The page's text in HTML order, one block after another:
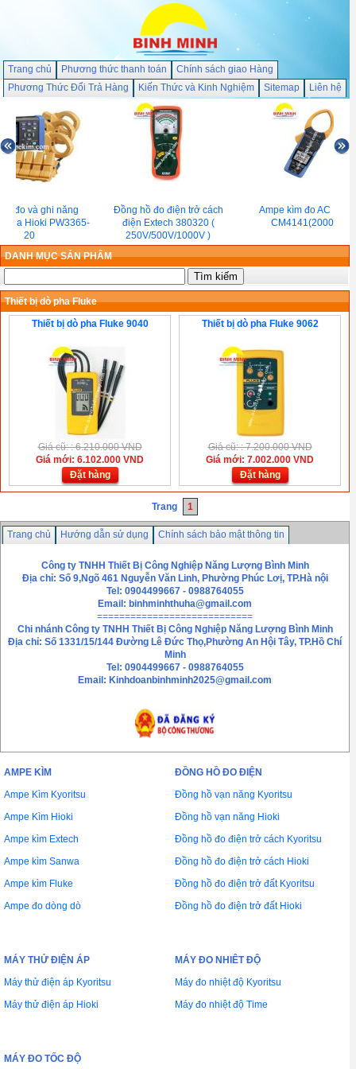
Trang chủ Phương thức thanh toán
Chính sách giao Hàng
Phương Thức Đổi Trả Hàng
Kiến Thức và Kinh Nghiệm Sitemap Liên hệ
bị đo và ghi năng
pha Hioki PW3365-
20
Đồng hồ đo điện trở cách
điện Extech 380320 (
250V/500V/1000V )
Ampe kìm đo AC Hioki
CM4141(2000A)
DANH MỤC SẢN PHẨM
Thiết bị dò pha Fluke
Thiết bị dò pha Fluke 9040
Giá cũ: : 6.210.000 VND
Giá mới: 6.102.000 VND
Đặt hàng
Thiết bị dò pha Fluke 9062
Giá cũ: : 7.200.000 VND
Giá mới: 7.002.000 VND
Đặt hàng
Trang 1
Trang chủ Hướng dẫn sử dụng
Chính sách bảo mật thông tin
Công ty TNHH Thiết Bị Công Nghiệp Năng Lượng Bình Minh
Địa chỉ: Số 9,Ngõ 461 Nguyễn Văn Linh, Phường Phúc Lơị, TP.Hà nội
Tel: 0904499667 - 0988764055
Email: binhminhthuha@gmail.com
============================
Chi nhánh Công ty TNHH Thiết Bị Công Nghiệp Năng Lượng Bình Minh
Địa chỉ: Số 1331/15/144 Đường Lê Đức Thọ,Phường An Hội Tây, TP.Hồ Chí
Minh
Tel: 0904499667 - 0988764055
Email: Kinhdoanbinhminh2025@gmail.com
AMPE KÌM
Ampe Kìm Kyoritsu
Ampe Kìm Hioki
Ampe kìm Extech
Ampe kìm Sanwa
Ampe kìm Fluke
Ampe đo dòng dò
ĐỒNG HỒ ĐO ĐIỆN
Đồng hồ vạn năng Kyoritsu
Đồng hồ vạn năng Hioki
Đồng hồ đo điện trở cách Kyoritsu
Đồng hồ đo điện trở cách Hioki
Đồng hồ đo điện trở đất Kyoritsu
Đồng hồ đo điện trở đất Hioki
MÁY THỬ ĐIỆN ÁP
Máy thử điện áp Kyoritsu
Máy thử điện áp Hioki
MÁY ĐO NHIÊT ĐỘ
Máy đo nhiệt độ Kyoritsu
Máy đo nhiệt độ Time
MÁY ĐO TỐC ĐỘ